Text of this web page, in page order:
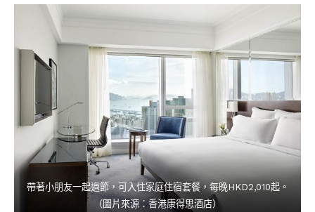
帶著小朋友一起過節，可入住家庭住宿套餐，每晚HKD2,010起。
（圖片來源：香港康得思酒店）